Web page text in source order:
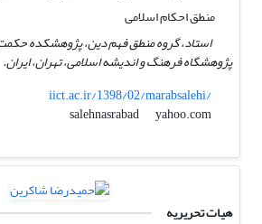
منطق احکام اسلامی
استاد، گروه منطق فهم دین، پژوهشکده
پژوهشگاه فرهنگ و اندیشه اسلامی، تهران، ایران.
iict.ac.ir/1398/02/marabsalehi/
salehnasrabad
yahoo.com
هیات تحریریه